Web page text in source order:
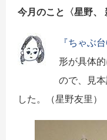
今月のこと〈星野、
『ちゃぶ台
形が具体
ので、見
した。（星野友里）